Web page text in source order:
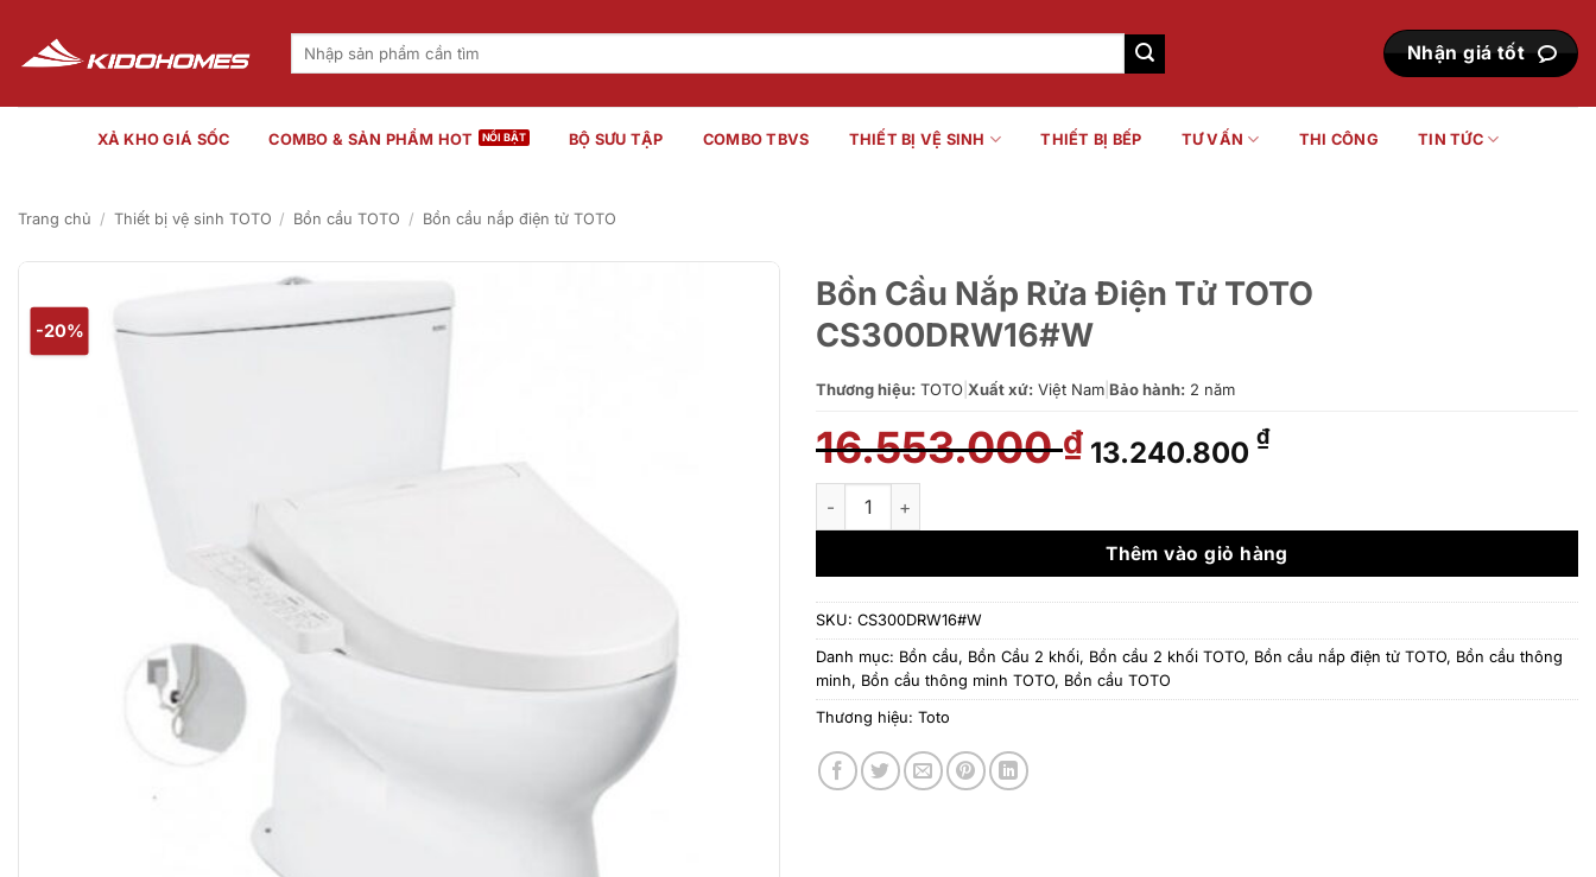
nội
dung
Tìm
Nhận giá tốt
XẢ KHO GIÁ SỐC COMBO & SẢN PHẨM HOT BỘ SƯU TẬP COMBO TBVS THIẾT BỊ VỆ SINH THIẾT BỊ BẾP TƯ VẤN THI CÔNG TIN TỨC
Trang chủ / Thiết bị vệ sinh TOTO / Bồn cầu TOTO / Bồn cầu nắp điện tử TOTO
-20%
Bồn Cầu Nắp Rửa Điện Tử TOTO
CS300DRW16#W
Thương hiệu: TOTO Xuất xứ: Việt Nam Bảo hành: 2 năm
16.553.000₫ Giá
gốc
16.553.000 ₫.
13.240.800 ₫Giá
là:
13.240.800 ₫.
Bồn Cầu Nắp Rửa Điện Tử TOTO CS300DRW16#W số lượng
Thêm vào giỏ hàng
SKU: CS300DRW16#W
Danh mục: Bồn cầu, Bồn Cầu 2 khối, Bồn cầu 2 khối TOTO, Bồn cầu nắp điện tử TOTO, Bồn cầu thông
minh, Bồn cầu thông minh TOTO, Bồn cầu TOTO
Thương hiệu: Toto